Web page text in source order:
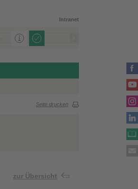
Intranet
Seite drucken
zur Übersicht